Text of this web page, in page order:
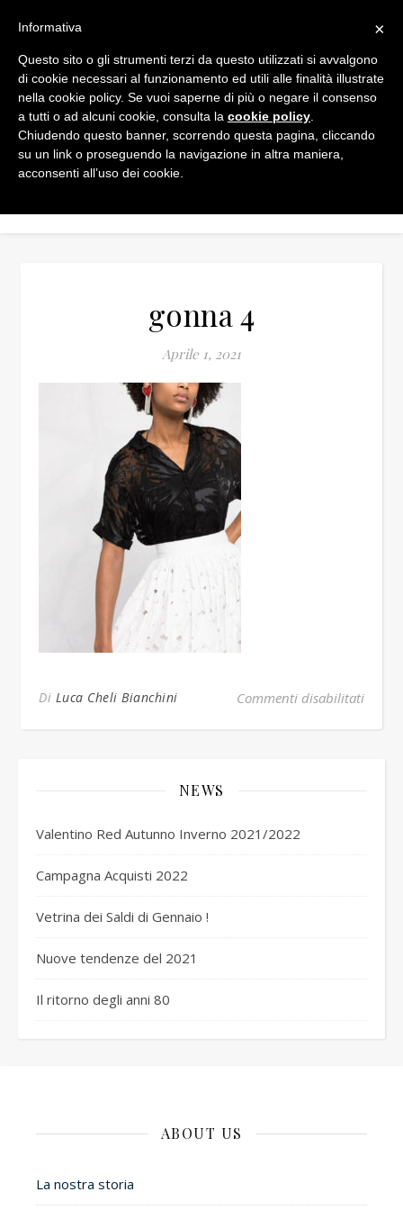
gonna 4
Aprile 1, 2021
Di Luca Cheli Bianchini Commenti disabilitatisu
NEWS
Valentino Red Autunno Inverno 2021/2022
Campagna Acquisti 2022
Vetrina dei Saldi di Gennaio !
Nuove tendenze del 2021
Il ritorno degli anni 80
ABOUT US
La nostra storia
×
Informativa
Questo sito o gli strumenti terzi da questo utilizzati si avvalgono
di cookie necessari al funzionamento ed utili alle finalità illustrate
nella cookie policy. Se vuoi saperne di più o negare il consenso
a tutti o ad alcuni cookie, consulta la cookie policy
Chiudendo questo banner, scorrendo questa pagina, cliccando
su un link o proseguendo la navigazione in altra maniera,
acconsenti all’uso dei cookie.